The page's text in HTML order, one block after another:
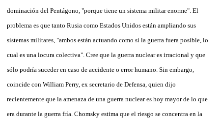
dominación del Pentágono, "porque tiene un sistema militar enorme". El
problema es que tanto Rusia como Estados Unidos están ampliando sus
sistemas militares, "ambos están actuando como si la guerra fuera posible, lo
cual es una locura colectiva". Cree que la guerra nuclear es irracional y que
sólo podría suceder en caso de accidente o error humano. Sin embargo,
coincide con William Perry, ex secretario de Defensa, quien dijo
recientemente que la amenaza de una guerra nuclear es hoy mayor de lo que
era durante la guerra fría. Chomsky estima que el riesgo se concentra en la